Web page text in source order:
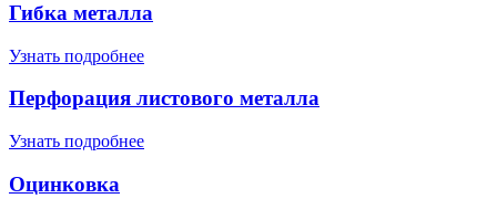
Гибка металла
Узнать подробнее
Перфорация листового металла
Узнать подробнее
Оцинковка